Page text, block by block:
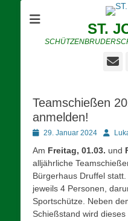
ST.
Teamschießen
anmelden!
Posted29. Januar 2024 Autor
Am Freitag, 01.03. und
alljährliche
Bürgerhaus Druffel
jeweils 4 Personen,
Sportschütze. Neben
Schießstand wird